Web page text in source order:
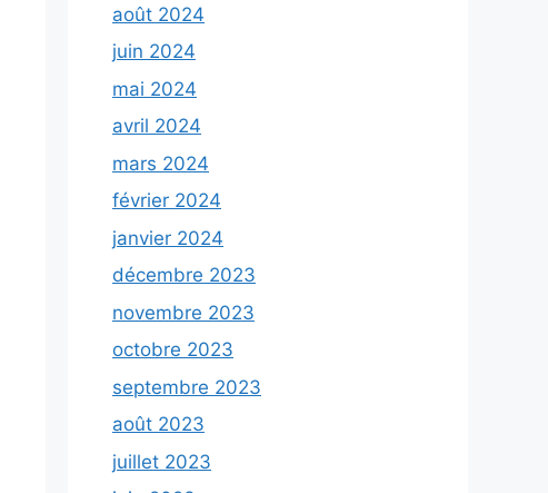
août 2024
juin 2024
mai 2024
avril 2024
mars 2024
février 2024
janvier 2024
décembre 2023
novembre 2023
octobre 2023
septembre 2023
août 2023
juillet 2023